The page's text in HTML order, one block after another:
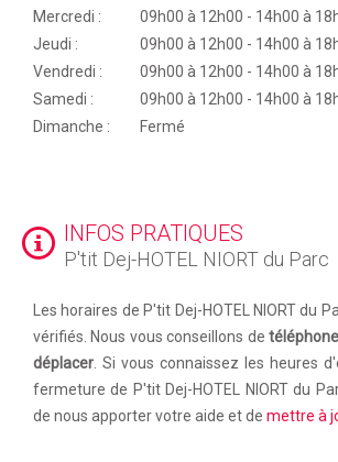
Mercredi :
09h00 à 12h00 - 14h00 à
Jeudi :
09h00 à 12h00 - 14h00 à
Vendredi :
09h00 à 12h00 - 14h00 à
Samedi :
09h00 à 12h00 - 14h00 à
Dimanche :
Fermé
INFOS PRATIQUES
P'tit Dej-HOTEL NIORT du Parc
Les horaires de P'tit Dej-HOTEL NIORT du
vérifiés. Nous vous conseillons de
déplacer. Si vous connaissez les heures
fermeture de P'tit Dej-HOTEL NIORT du
de nous apporter votre aide et de mettre à